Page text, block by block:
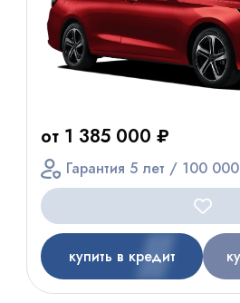
от 1 385 000 ₽
Гарантия 5 лет / 100
купить в кредит